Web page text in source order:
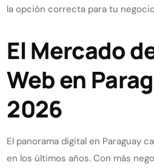
la opción correcta para tu
El Mercado
Web en
2026
El panorama digital en Paraguay
en los últimos años. Con más